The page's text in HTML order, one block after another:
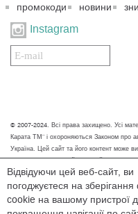
промокоди новини
Instagram
Подписаться
на
© 2007-2024. Всі права захищено. Усі
Карата ТМ" і охороняються Законом про
Україна. Цей сайт та його контент може
тільки для некомерційних цілей. Будь-
матеріалів даного сайту для
посиланням або іншим зазначенням на
Ми обробляємо персональні
Відвідуючи цей веб-сайт, ви
погоджуєтеся на
cookie на вашому пристрої